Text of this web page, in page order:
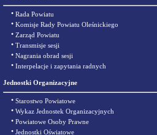
• Rada Powiatu
• Komisje Rady Powiatu Oleśnickiego
• Zarząd Powiatu
• Transmisje sesji
• Nagrania obrad sesji
• Interpelacje i zapytania radnych
Jednostki Organizacyjne
• Starostwo Powiatowe
• Wykaz Jednostek Organizacyjnych
• Powiatowe Osoby Prawne
• Jednostki Oświatowe